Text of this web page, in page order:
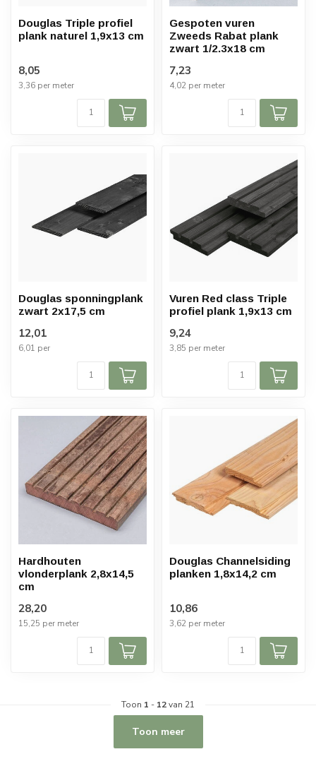
Douglas Triple profiel
plank naturel 1,9x13 cm
8,05
3,36 per meter
Gespoten vuren
Zweeds Rabat plank
zwart 1/2.3x18 cm
7,23
4,02 per meter
Douglas sponningplank
zwart 2x17,5 cm
12,01
6,01 per
Vuren Red class Triple
profiel plank 1,9x13 cm
9,24
3,85 per meter
Hardhouten
vlonderplank 2,8x14,5
cm
28,20
15,25 per meter
Douglas Channelsiding
planken 1,8x14,2 cm
10,86
3,62 per meter
Toon 1 - 12van 21
Toon meer